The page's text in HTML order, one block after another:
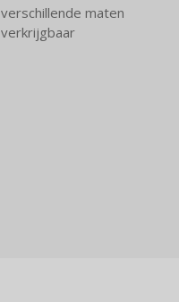
verschillende maten
verkrijgbaar